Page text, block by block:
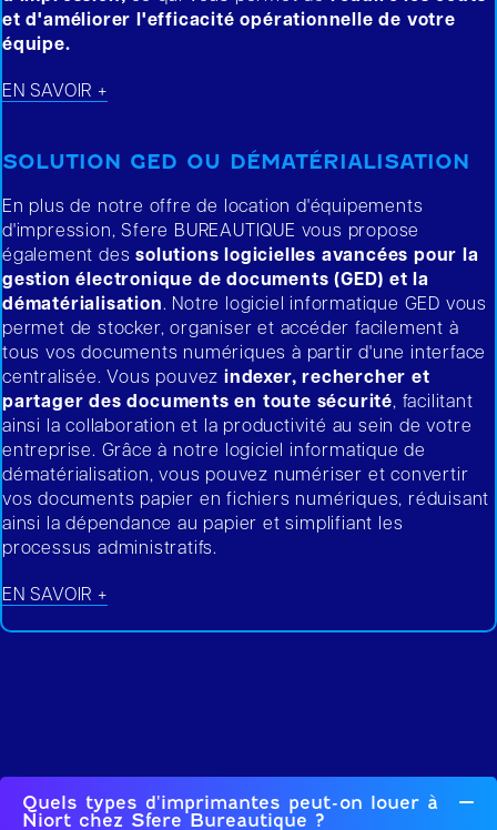
et d'améliorer l'efficacité opérationnelle de votre
équipe.
EN SAVOIR +
SOLUTION GED OU DÉMATÉRIALISATION
En plus de notre offre de location d'équipements
d'impression, Sfere BUREAUTIQUE vous propose
également dessolutions logicielles avancées pour la
gestion électronique de documents (GED) et la
dématérialisation. Notre logiciel informatique GED vous
permet de stocker, organiser et accéder facilement à
tous vos documents numériques à partir d'une interface
centralisée. Vous pouvez indexer, rechercher et
partager des documents en toute sécurité, facilitant
ainsi la collaboration et la productivité au sein de votre
entreprise. Grâce à notre logiciel informatique de
dématérialisation, vous pouvez numériser et convertir
vos documents papier en fichiers numériques, réduisant
ainsi la dépendance au papier et simplifiant les
processus administratifs.
EN SAVOIR +
Quels types d'imprimantes peut-on louer à
Niort chez Sfere Bureautique ?